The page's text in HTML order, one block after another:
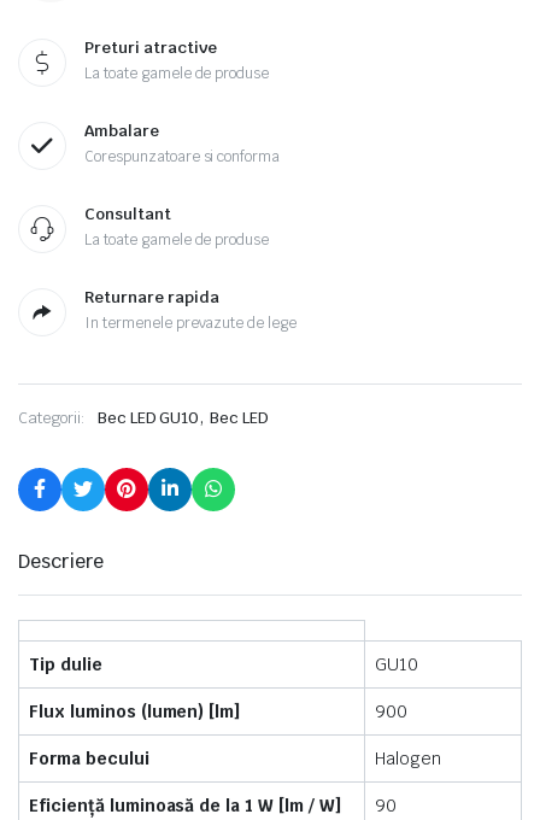
Preturi atractive
La toate gamele de produse
Ambalare
Corespunzatoare si conforma
Consultant
La toate gamele de produse
Returnare rapida
In termenele prevazute de lege
Categorii: Bec LED GU10,Bec LED
Descriere
Tip dulie GU10
Flux luminos (lumen) [lm] 900
Forma becului Halogen
Eficiență luminoasă de la 1 W [lm / W] 90